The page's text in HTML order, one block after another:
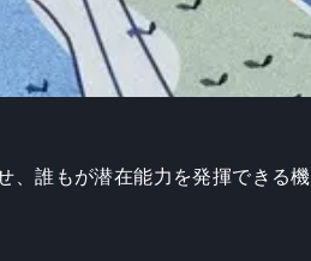
、誰もが潜在能力を発揮できる機